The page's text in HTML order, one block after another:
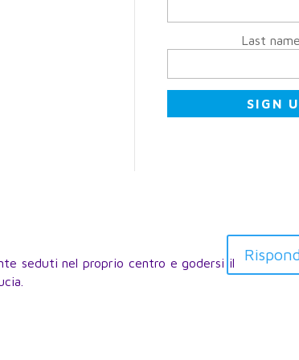
Last
seduti nel proprio centro e godersi il